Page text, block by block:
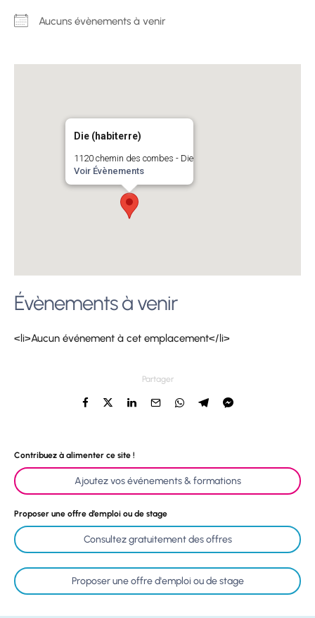
Aucuns évènements à venir
Die (habiterre)
1120 chemin des combes - Die
Voir Évènements
Évènements à venir
<li>Aucun événement à cet emplacement</li>
Partager
Contribuez à alimenter ce site !
Ajoutez vos événements & formations
Proposer une offre d’emploi ou de stage
Consultez gratuitement des offres
Proposer une offre d'emploi ou de stage